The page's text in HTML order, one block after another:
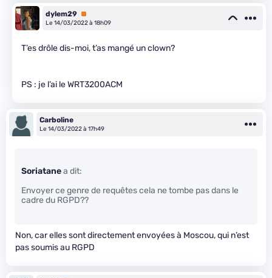
dylem29 Premium
Le 14/03/2022 à 18h09
T’es drôle dis-moi, t’as mangé un clown?
PS : je l’ai le WRT3200ACM
Carboline
Le 14/03/2022 à 17h49
Soriatanea dit:
Envoyer ce genre de requêtes cela ne tombe pas dans le
cadre du RGPD??
Non, car elles sont directement envoyées à Moscou, qui n’est
pas soumis au RGPD